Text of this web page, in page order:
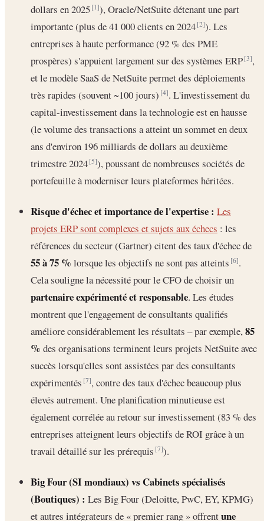
dollars en 2025[1]), Oracle/NetSuite détenant une part
importante (plus de 41 000 clients en 2024[2]). Les
entreprises à haute performance (92 % des PME
prospères) s'appuient largement sur des systèmes ERP[3],
et le modèle SaaS de NetSuite permet des déploiements
très rapides (souvent ~100 jours)[4]. L'investissement du
capital-investissement dans la technologie est en hausse
(le volume des transactions a atteint un sommet en deux
ans d'environ 196 milliards de dollars au deuxième
trimestre 2024[5]), poussant de nombreuses sociétés de
portefeuille à moderniser leurs plateformes héritées.
Risque d'échec et importance de l'expertise : Les
projets ERP sont complexes et sujets aux échecs : les
références du secteur (Gartner) citent des taux d'échec de
55 à 75 % lorsque les objectifs ne sont pas atteints[6].
Cela souligne la nécessité pour le CFO de choisir un
partenaire expérimenté et responsable. Les études
montrent que l'engagement de consultants qualifiés
améliore considérablement les résultats – par exemple,85
% des organisations terminent leurs projets NetSuite avec
succès lorsqu'elles sont assistées par des consultants
expérimentés[7], contre des taux d'échec beaucoup plus
élevés autrement. Une planification minutieuse est
également corrélée au retour sur investissement (83 % des
entreprises atteignent leurs objectifs de ROI grâce à un
travail détaillé sur les prérequis[7]).
Big Four (SI mondiaux) vs Cabinets spécialisés
(Boutiques) : Les Big Four (Deloitte, PwC, EY, KPMG)
et autres intégrateurs de « premier rang » offrentune